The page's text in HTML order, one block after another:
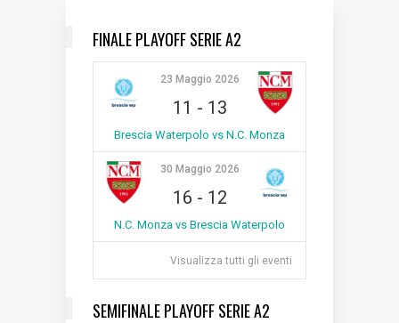
FINALE PLAYOFF SERIE A2
23 Maggio 2026
11 - 13
Brescia Waterpolo vs N.C. Monza
30 Maggio 2026
16 - 12
N.C. Monza vs Brescia Waterpolo
Visualizza tutti gli eventi
SEMIFINALE PLAYOFF SERIE A2